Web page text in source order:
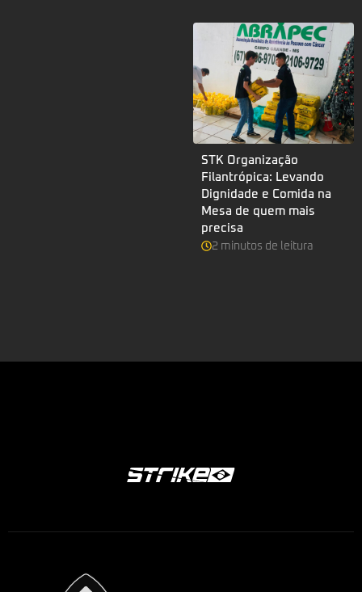
STK Organização
Filantrópica: Levando
Dignidade e Comida na
Mesa de quem mais
precisa
2 minutos de leitura